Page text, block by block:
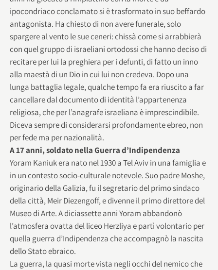
ipocondriaco conclamato si è trasformato in suo beffardo
antagonista. Ha chiesto di non avere funerale, solo
spargere al vento le sue ceneri: chissà come si arrabbierà
con quel gruppo di israeliani ortodossi che hanno deciso di
recitare per lui la preghiera per i defunti, di fatto un inno
alla maestà di un Dio in cui lui non credeva. Dopo una
lunga battaglia legale, qualche tempo fa era riuscito a far
cancellare dal documento di identità l’appartenenza
religiosa, che per l’anagrafe israeliana è imprescindibile.
Diceva sempre di considerarsi profondamente ebreo, non
per fede ma per nazionalità.
A 17 anni, soldato nella Guerra d’Indipendenza
Yoram Kaniuk era nato nel 1930 a Tel Aviv in una famiglia e
in un contesto socio-culturale notevole. Suo padre Moshe,
originario della Galizia, fu il segretario del primo sindaco
della città, Meir Diezengoff, e divenne il primo direttore del
Museo di Arte. A diciassette anni Yoram abbandonò
l’atmosfera ovatta del liceo Herzliya e partì volontario per
quella guerra d’Indipendenza che accompagnò la nascita
dello Stato ebraico.
La guerra, la quasi morte vista negli occhi del nemico che